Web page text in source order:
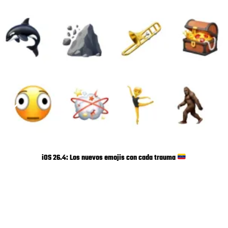
iOS 26.4: Los nuevos emojis con cada trauma